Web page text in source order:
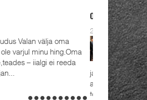
Kaks aastat tagasi, 1.
seati Oleviste
Teet Uuemõis (56)
seisavad ustavad
3. detsembril 2023.